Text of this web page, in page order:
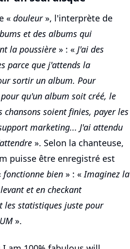
« douleur», l'interprète de
et des albums qui
la poussière » : « J'ai des
parce que j'attends la
sortir un album. Pour
qu'un album soit créé, le
soient finies, payer les
marketing... J'ai attendu
». Selon la chanteuse,
puisse être enregistré est
fonctionne bien » : «Imaginez la
et en checkant
les statistiques juste pour
».